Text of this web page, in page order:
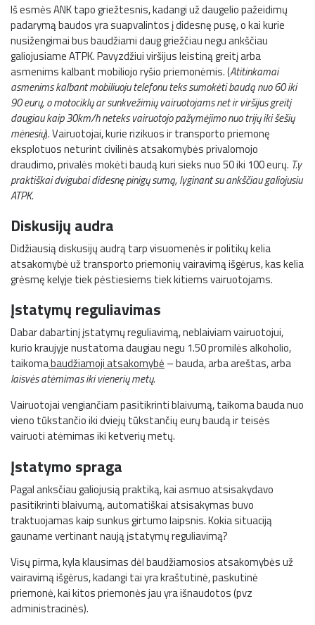
Iš esmės ANK tapo griežtesnis, kadangi už daugelio pažeidimų
padarymą baudos yra suapvalintos į didesnę pusę, o kai kurie
nusižengimai bus baudžiami daug griežčiau negu ankščiau
galiojusiame ATPK. Pavyzdžiui viršijus leistiną greitį arba
asmenims kalbant mobiliojo ryšio priemonėmis. (Atitinkamai
asmenims kalbant mobiliuoju telefonu teks sumokėti baudą nuo 60 iki
90 eurų, o motociklų ar sunkvežimių vairuotojams net ir viršijus greitį
daugiau kaip 30km/h neteks vairuotojo pažymėjimo nuo trijų iki šešių
mėnesių). Vairuotojai, kurie rizikuos ir transporto priemonę
eksplotuos neturint civilinės atsakomybės privalomojo
draudimo, privalės mokėti baudą kuri sieks nuo 50 iki 100 eurų. T.y
praktiškai dvigubai didesnę pinigų sumą, lyginant su ankščiau galiojusiu
ATPK.
Diskusijų audra
Didžiausią diskusijų audrą tarp visuomenės ir politikų kelia
atsakomybė už transporto priemonių vairavimą išgėrus, kas kelia
grėsmę kelyje tiek pėstiesiems tiek kitiems vairuotojams.
Įstatymų reguliavimas
Dabar dabartinį įstatymų reguliavimą, neblaiviam vairuotojui,
kurio kraujyje nustatoma daugiau negu 1.50 promilės alkoholio,
taikomabaudžiamoji atsakomybė – bauda, arba areštas, arba
laisvės atėmimas iki vienerių metų.
Vairuotojai vengiančiam pasitikrinti blaivumą, taikoma bauda nuo
vieno tūkstančio iki dviejų tūkstančių eurų baudą ir teisės
vairuoti atėmimas iki ketverių metų.
Įstatymo spraga
Pagal anksčiau galiojusią praktiką, kai asmuo atsisakydavo
pasitikrinti blaivumą, automatiškai atsisakymas buvo
traktuojamas kaip sunkus girtumo laipsnis. Kokia situaciją
gauname vertinant naują įstatymų reguliavimą?
Visų pirma, kyla klausimas dėl baudžiamosios atsakomybės už
vairavimą išgėrus, kadangi tai yra kraštutinė, paskutinė
priemonė, kai kitos priemonės jau yra išnaudotos (pvz
administracinės).